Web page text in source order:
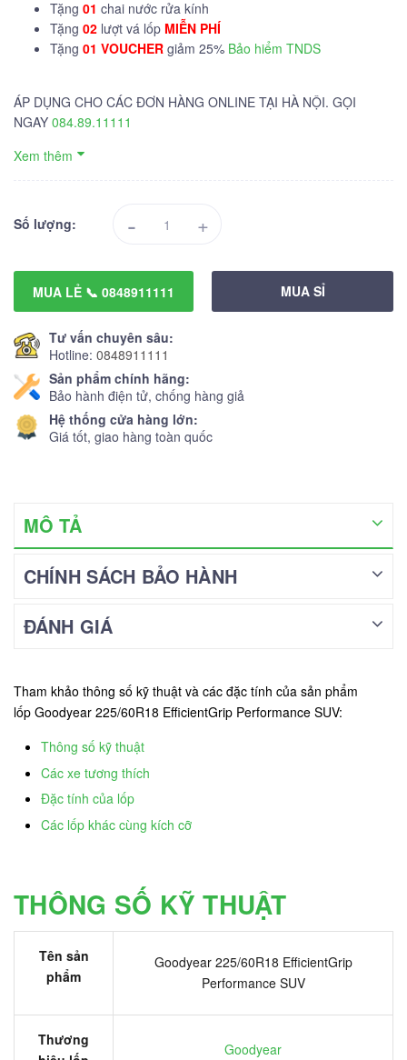
Tặng 01 chai nước rửa kính
Tặng 02 lượt vá lốp MIỄN PHÍ
Tặng 01 VOUCHER giảm 25% Bảo hiểm TNDS
ÁP DỤNG CHO CÁC ĐƠN HÀNG ONLINE TẠI HÀ NỘI. GỌI
NGAY 084.89.11111
Xem thêm
Số lượng: - +
MUA LẺ 📞 0848911111 MUA SỈ
Tư vấn chuyên sâu:
Hotline: 0848911111
Sản phẩm chính hãng:
Bảo hành điện tử, chống hàng giả
Hệ thống cửa hàng lớn:
Giá tốt, giao hàng toàn quốc
MÔ TẢ
CHÍNH SÁCH BẢO HÀNH
ĐÁNH GIÁ
Tham khảo thông số kỹ thuật và các đặc tính của sản phẩm
lốp Goodyear 225/60R18 EfficientGrip Performance SUV:
Thông số kỹ thuật
Các xe tương thích
Đặc tính của lốp
Các lốp khác cùng kích cỡ
THÔNG SỐ KỸ THUẬT
Tên sản
phẩm
Goodyear 225/60R18 EfficientGrip
Performance SUV
Thương
Goodyear